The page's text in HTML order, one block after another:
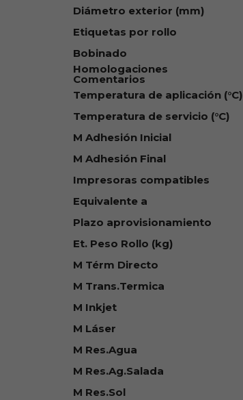
Diámetro exterior (mm)
Etiquetas por rollo
Bobinado
Homologaciones
Comentarios
Temperatura de aplicación (°C)
Temperatura de servicio (°C)
M Adhesión Inicial
M Adhesión Final
Impresoras compatibles
Equivalente a
Plazo aprovisionamiento
Et. Peso Rollo (kg)
M Térm Directo
M Trans.Termica
M Inkjet
M Láser
M Res.Agua
M Res.Ag.Salada
M Res.Sol